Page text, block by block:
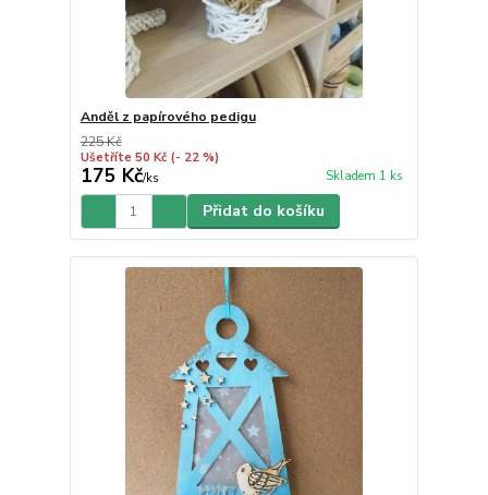
Anděl z papírového pedigu
225 Kč
Ušetříte 50 Kč (- 22 %)
175 Kč/ks Skladem 1 ks
Přidat do košíku